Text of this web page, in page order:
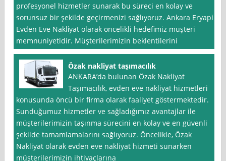
profesyonel hizmetler sunarak bu süreci en kolay ve
sorunsuz bir şekilde geçirmenizi sağlıyoruz. Ankara Eryapi
Evden Eve Nakli̇yat olarak öncelikli hedefimiz müşteri
memnuniyetidir. Müşterilerimizin beklentilerini
Özak nakliyat taşımacılık
ANKARA’da bulunan Özak Nakliyat
Taşımacılık, evden eve nakliyat hizmetleri
konusunda öncü bir firma olarak faaliyet göstermektedir.
Sunduğumuz hizmetler ve sağladığımız avantajlar ile
müşterilerimizin taşınma sürecini en kolay ve en güvenli
şekilde tamamlamalarını sağlıyoruz. Öncelikle, Özak
Nakliyat olarak evden eve nakliyat hizmeti sunarken
müşterilerimizin ihtiyaçlarına